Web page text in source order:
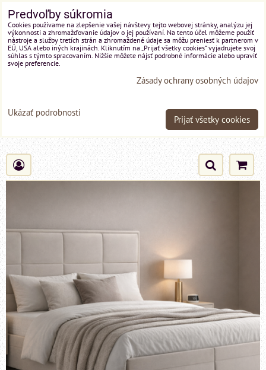
Predvoľby súkromia
Cookies používame na zlepšenie vašej návštevy tejto webovej stránky, analýzu jej
výkonnosti a zhromažďovanie údajov o jej používaní. Na tento účel môžeme použiť
nástroje a služby tretích strán a zhromaždené údaje sa môžu preniesť k partnerom v
EÚ, USA alebo iných krajinách. Kliknutím na „Prijať všetky cookies“ vyjadrujete svoj
súhlas s týmto spracovaním. Nižšie môžete nájsť podrobné informácie alebo upraviť
svoje preferencie.
Zásady ochrany osobných údajov
Ukázať podrobnosti
Prijať všetky cookies